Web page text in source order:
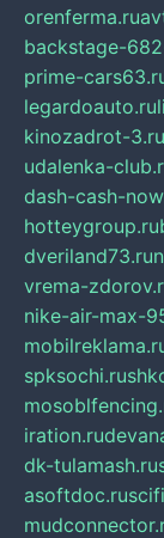
orenferma.ru
backstage-
prime-
legardoauto.ru
kinozadrot-3.ru
udalenka-
dash-cash-
hotteygroup.ru
dveriland73.ru
vrema-
nike-air-max-
spksochi.ru
iration.ru
dk-tulamash.ru
asoftdoc.ru